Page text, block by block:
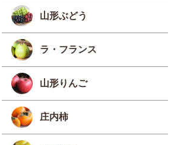
山形ぶどう
ラ・フランス
山形りんご
庄内柿